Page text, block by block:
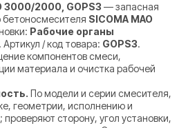
3000/2000, GOPS3 — запасная
бетоносмесителя SICOMA MAO
Рабочие органы
. Артикул / код товара: GOPS3.
компонентов смеси,
материала и очистка рабочей
По модели и серии смесителя,
геометрии, исполнению и
сторону, угол установки,